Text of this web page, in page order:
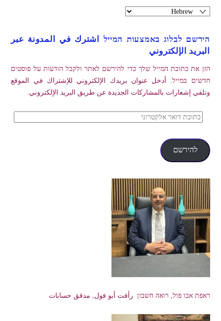
הירשם לבלוג באמצעות המייל اشترك في المدونة عبر
البريد الإلكتروني
הזן את כתובת המייל שלך כדי להירשם לאתר ולקבל הודעות על פוסטים
חדשים במייל. أدخل عنوان بريدك الإلكتروني للإشتراك في الموقع
وتلقي إشعارات بالمشاركات الجديدة عن طريق البريد الإلكتروني.
כתובת
אלקטרוני
להירשם
ראפת אבו פול, רואה חשבון رأفت أبو فول, مدقق حسابات